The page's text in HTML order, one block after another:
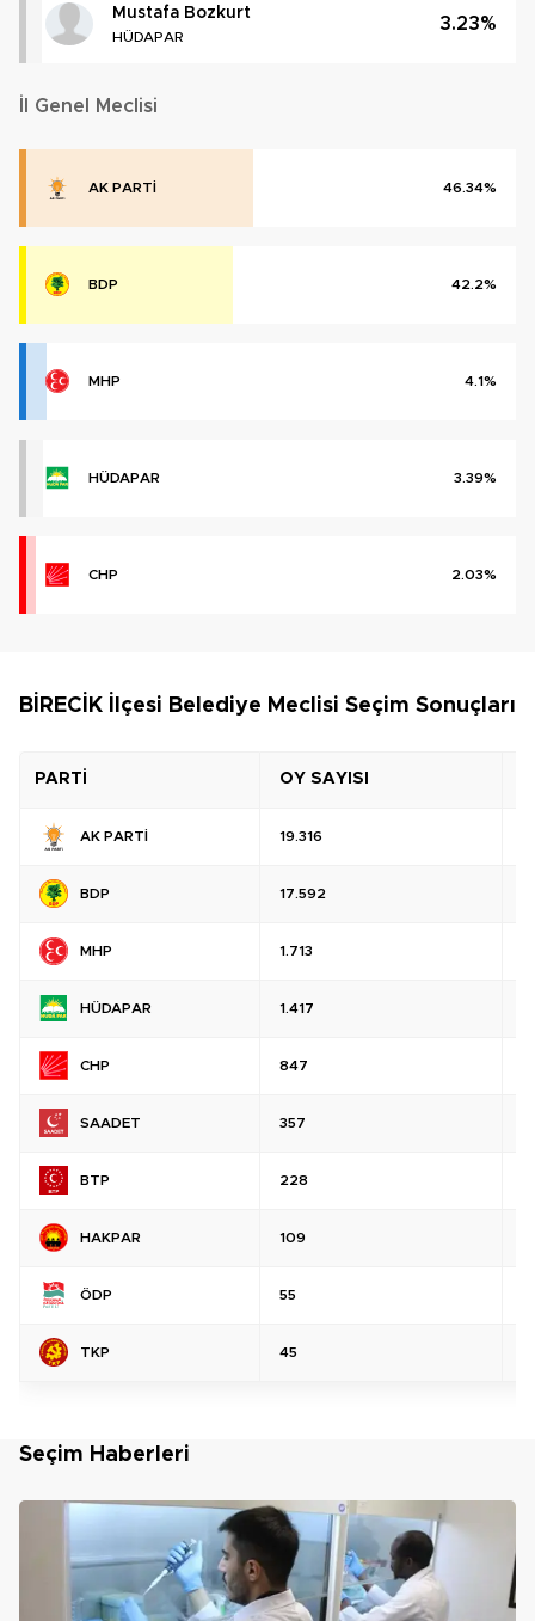
Mustafa Bozkurt
HÜDAPAR
3.23%
İl Genel Meclisi
AK PARTİ 46.34%
BDP 42.2%
MHP 4.1%
HÜDAPAR 3.39%
CHP 2.03%
BİRECİK İlçesi Belediye Meclisi Seçim Sonuçları
PARTİ OY SAYISI
AK PARTİ 19.316
BDP 17.592
MHP 1.713
HÜDAPAR 1.417
CHP 847
SAADET 357
BTP 228
HAKPAR 109
ÖDP 55
TKP 45
Seçim Haberleri